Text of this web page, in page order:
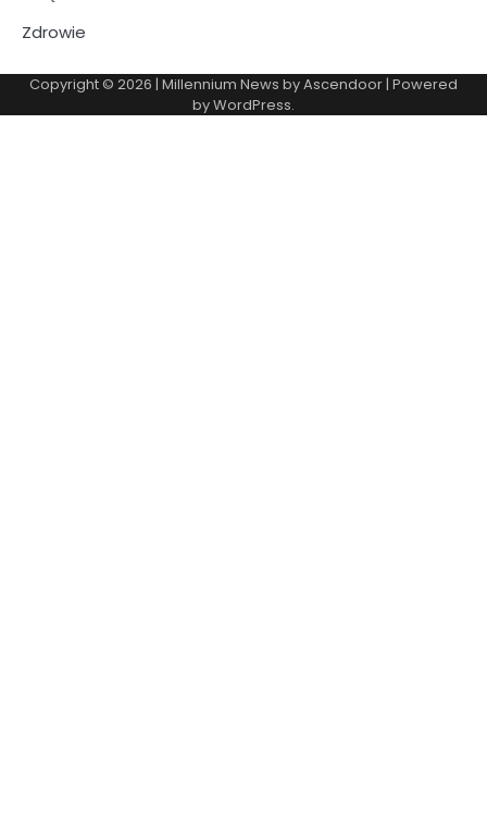
Zdrowie
Copyright © 2026 | Millennium News byAscendoor| Powered
byWordPress.